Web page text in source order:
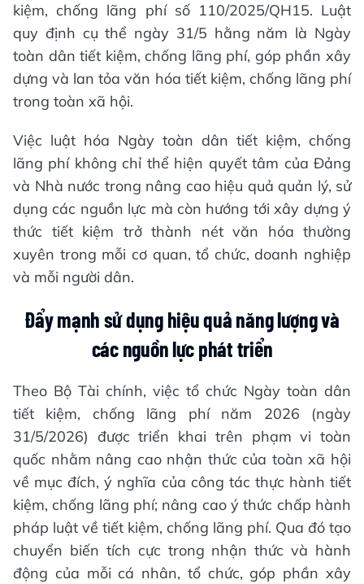
kiệm, chống lãng phí số 110/2025/QH15. Luật
quy định cụ thể ngày 31/5 hằng năm là Ngày
toàn dân tiết kiệm, chống lãng phí, góp phần xây
dựng và lan tỏa văn hóa tiết kiệm, chống lãng phí
trong toàn xã hội.
Việc luật hóa Ngày toàn dân tiết kiệm, chống
lãng phí không chỉ thể hiện quyết tâm của Đảng
và Nhà nước trong nâng cao hiệu quả quản lý, sử
dụng các nguồn lực mà còn hướng tới xây dựng ý
thức tiết kiệm trở thành nét văn hóa thường
xuyên trong mỗi cơ quan, tổ chức, doanh nghiệp
và mỗi người dân.
Đẩy mạnh sử dụng hiệu quả năng lượng và
các nguồn lực phát triển
Theo Bộ Tài chính, việc tổ chức Ngày toàn dân
tiết kiệm, chống lãng phí năm 2026 (ngày
31/5/2026) được triển khai trên phạm vi toàn
quốc nhằm nâng cao nhận thức của toàn xã hội
về mục đích, ý nghĩa của công tác thực hành tiết
kiệm, chống lãng phí; nâng cao ý thức chấp hành
pháp luật về tiết kiệm, chống lãng phí. Qua đó tạo
chuyển biến tích cực trong nhận thức và hành
động của mỗi cá nhân, tổ chức, góp phần xây